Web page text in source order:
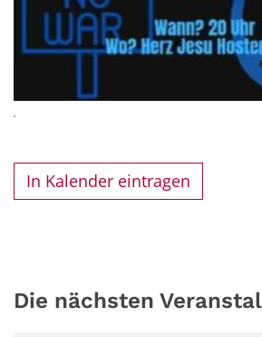
.
In Kalender eintragen
Die nächsten